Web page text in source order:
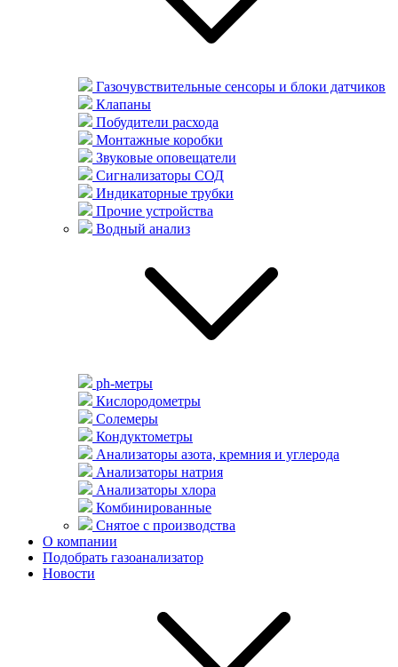
Газочувствительные сенсоры и блоки датчиков
Клапаны
Побудители расхода
Монтажные коробки
Звуковые оповещатели
Сигнализаторы СОД
Индикаторные трубки
Прочие устройства
Водный анализ
ph-метры
Кислородометры
Солемеры
Кондуктометры
Анализаторы азота, кремния и углерода
Анализаторы натрия
Анализаторы хлора
Комбинированные
Снятое с производства
О компании
Подобрать газоанализатор
Новости